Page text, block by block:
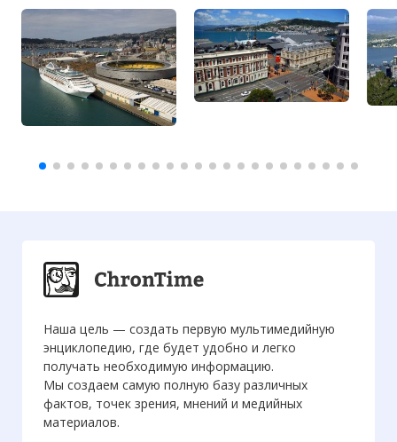
Наша цель — создать первую мультимедийную
энциклопедию, где будет удобно и легко
получать необходимую информацию.
Мы создаем самую полную базу различных
фактов, точек зрения, мнений и медийных
материалов.